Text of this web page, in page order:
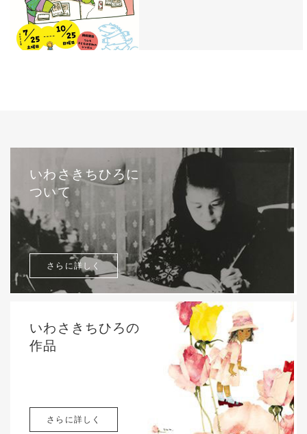
いわさきちひろに
ついて
さらに詳しく
いわさきちひろの
作品
さらに詳しく